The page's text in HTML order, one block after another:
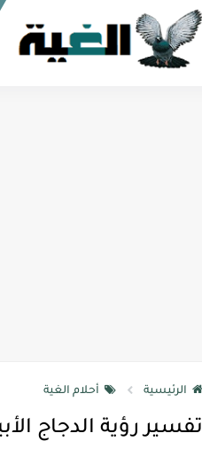
الرئيسية أحلام الغية
تفسير رؤية الدجاج